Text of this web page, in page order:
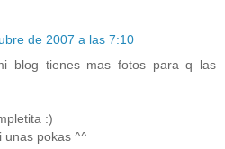
de 2007 a las 7:10
blog tienes mas fotos para q las
:)
unas pokas ^^